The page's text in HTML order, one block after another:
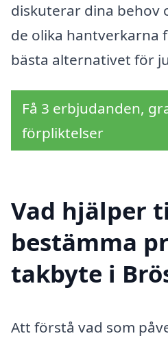
diskuterar dina behov
de olika hantverkarna
bästa alternativet för
Få 3 erbjudanden,
förpliktelser
Vad hjälper
bestämma
takbyte i
Att förstå vad som